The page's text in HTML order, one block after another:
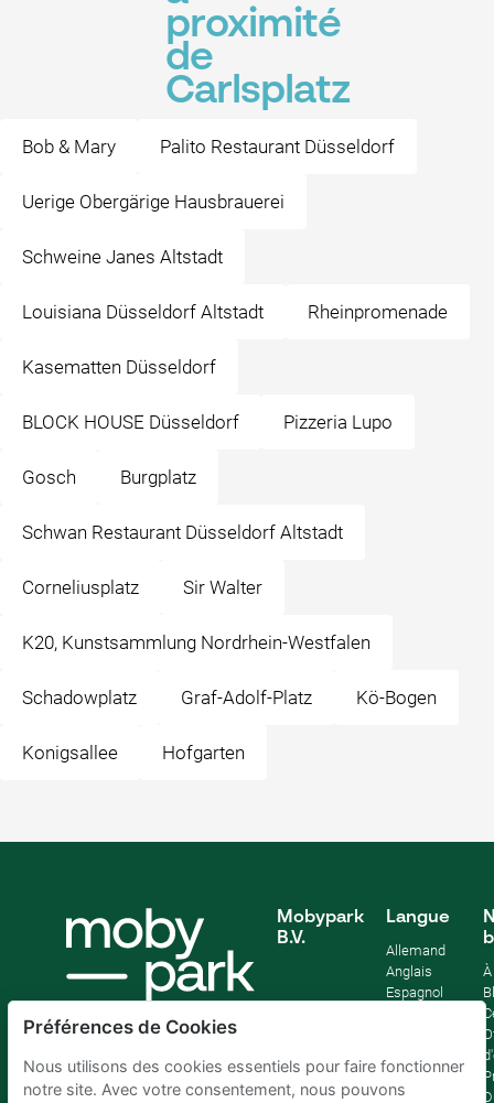
proximité
de
Carlsplatz
Bob & Mary Palito Restaurant Düsseldorf
Uerige Obergärige Hausbrauerei
Schweine Janes Altstadt
Louisiana Düsseldorf Altstadt Rheinpromenade
Kasematten Düsseldorf
BLOCK HOUSE Düsseldorf Pizzeria Lupo
Gosch Burgplatz
Schwan Restaurant Düsseldorf Altstadt
Corneliusplatz Sir Walter
K20, Kunstsammlung Nordrhein-Westfalen
Schadowplatz Graf-Adolf-Platz Kö-Bogen
Konigsallee Hofgarten
Mobypark
B.V.
Langue
Allemand
Anglais
Espagnol
Préférences de Cookies
Nous utilisons des cookies essentiels pour faire fonctionner
notre site. Avec votre consentement, nous pouvons